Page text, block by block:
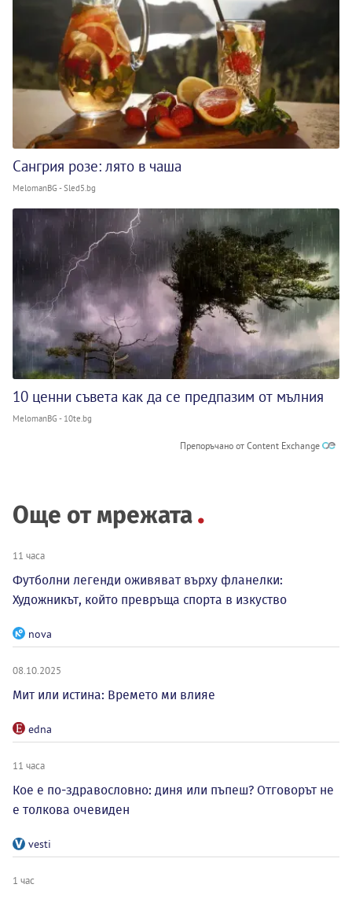
Сангрия розе: лято в чаша
MelomanBG - Sled5.bg
10 ценни съвета как да се предпазим от мълния
MelomanBG - 10te.bg
Препоръчано от Content Exchange
Още от мрежата
11 часа
Футболни легенди оживяват върху фланелки:
Художникът, който превръща спорта в изкуство
nova
08.10.2025
Мит или истина: Времето ми влияе
edna
11 часа
Кое е по-здравословно: диня или пъпеш? Отговорът не
е толкова очевиден
vesti
1 час